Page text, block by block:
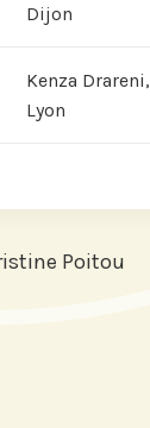
Dijon
Kenza Drareni,
Lyon
Poitou